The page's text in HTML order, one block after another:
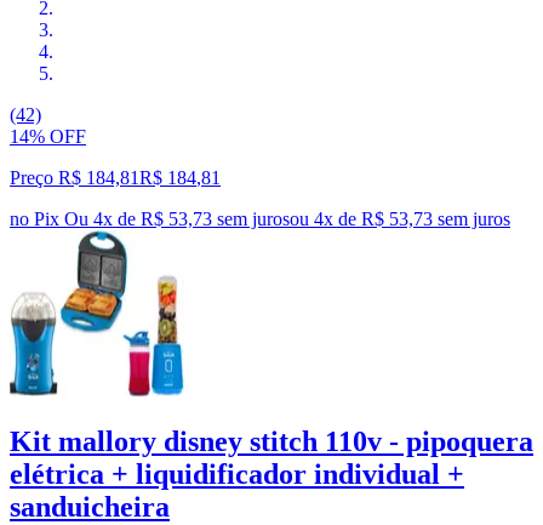
(42)
14% OFF
Preço R$ 184,81R$ 184,81
no Pix Ou 4x de R$ 53,73 sem jurosou 4x de R$ 53,73 sem juros
Kit mallory disney stitch 110v - pipoquera
elétrica + liquidificador individual +
sanduicheira